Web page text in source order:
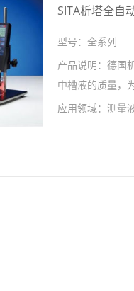
SITA析塔全自
型号：全系列
产品说明：德国
中槽液的质量，
应用领域： 测量